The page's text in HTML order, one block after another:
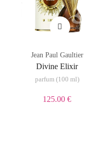
Jean Paul Gaultier
Divine Elixir
parfum (100 ml)
125.00 €